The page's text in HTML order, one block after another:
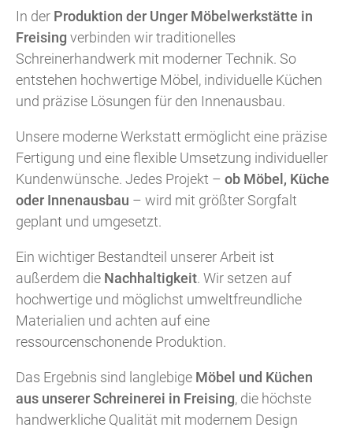
In der Produktion der Unger Möbelwerkstätte in
Freising verbinden wir traditionelles
Schreinerhandwerk mit moderner Technik. So
entstehen hochwertige Möbel, individuelle Küchen
und präzise Lösungen für den Innenausbau.
Unsere moderne Werkstatt ermöglicht eine präzise
Fertigung und eine flexible Umsetzung individueller
Kundenwünsche. Jedes Projekt – ob Möbel, Küche
oder Innenausbau – wird mit größter Sorgfalt
geplant und umgesetzt.
Ein wichtiger Bestandteil unserer Arbeit ist
außerdem die Nachhaltigkeit. Wir setzen auf
hochwertige und möglichst umweltfreundliche
Materialien und achten auf eine
ressourcenschonende Produktion.
Das Ergebnis sind langlebige Möbel und Küchen
aus unserer Schreinerei in Freising, die höchste
handwerkliche Qualität mit modernem Design